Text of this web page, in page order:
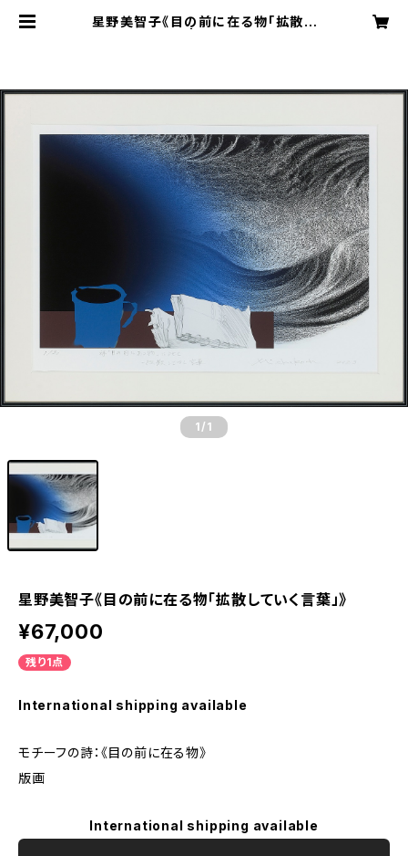
星野美智子《目の前に在る物「拡散し
1 /1
星野美智子《目の前に在る物「拡散していく言葉」》
¥67,000
残り1点
International shipping available
モチーフの詩：《目の前に在る物》
版画
International shipping available